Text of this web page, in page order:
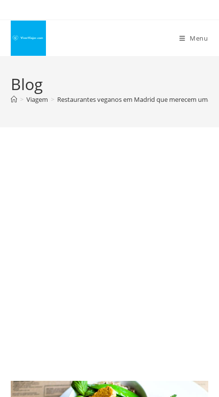
conteúdo
Menu
Blog
> Viagem > Restaurantes veganos em Madrid que merecem uma